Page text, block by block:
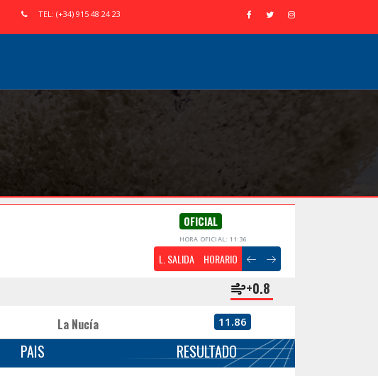
TEL: (+34) 915 48 24 23
OFICIAL
HORA OFICIAL: 11:36
L. SALIDA HORARIO
+0.8
La Nucía 11.86
PAIS RESULTADO